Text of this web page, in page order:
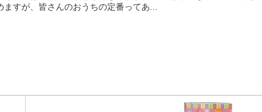
ますが、皆さんのおうちの定番ってあ...